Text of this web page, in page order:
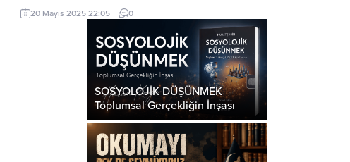
siyasetiyle dünyanın “barış” limanı olmayı başardı.
Başkan Erdoğan‘ın “iç cepheyi güçlendirme ve terörsüz
Türkiye” siyaseti de bu küresel çabanın iç versiyonuydu.
O çabanın ön açıcı...
20 Mayıs 2025 22:05 0
SOSYOLOJİK DÜŞÜNMEK
Toplumsal Gerçekliğin İnşası